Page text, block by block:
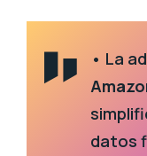
• La
datos